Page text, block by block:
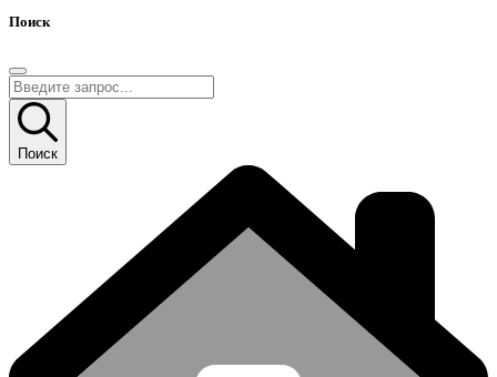
Поиск
Поиск